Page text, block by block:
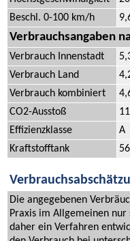
Beschl. 0-100 km/h
Verbrauchsangaben
Verbrauch Innenstadt
Verbrauch Land
Verbrauch kombiniert
CO2-Ausstoß
Effizienzklasse
A
Kraftstofftank
Die angegebenen
Praxis im Allgemeinen
daher ein Verfahren